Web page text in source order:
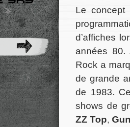
Le concept
d’affiches
années 80.
Rock a
de grande
de 1983.
shows de
ZZ Top,